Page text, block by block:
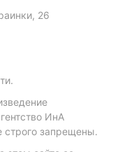
26
ИнА
строго запрещены.